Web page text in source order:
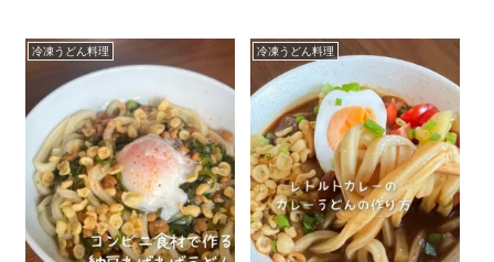
冷凍うどん料理 冷凍うどん料理